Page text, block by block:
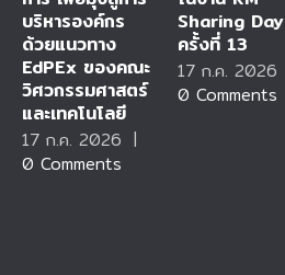
บริหารองค์กร
ด้วยแนวทาง
EdPEx ของคณะ
วิศวกรรมศาสตร์
และเทคโนโลยี
17 ก.ค. 2026 |
0 Comments
Sharing Day
ครั้งที่ 13
17 ก.ค. 2026
0 Comments